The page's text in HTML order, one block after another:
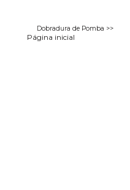
Dobradura de Pomba >>
Página inicial